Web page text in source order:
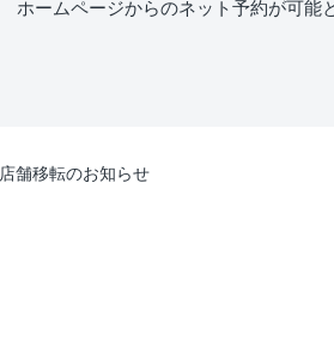
ホームページからのネット予約が可能
店舗移転のお知らせ